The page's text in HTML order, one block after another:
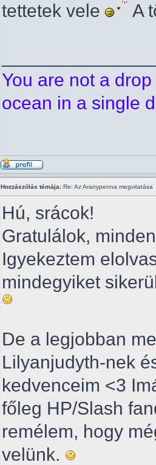
tettetek vele
A
You are not a
ocean in a single
Hozzászólás témája: Re: Az Aranypenna megvitatása
Hú, srácok!
Gratulálok,
Igyekeztem
mindegyiket
De a legjobban
Lilyanjudyth-nek
kedvenceim <3
főleg HP/Slash
remélem, hogy
velünk.